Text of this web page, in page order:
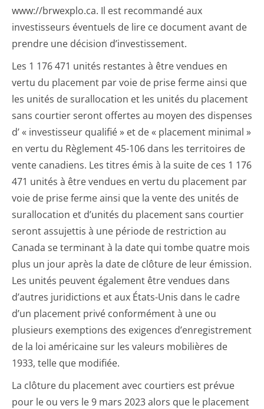
www://brwexplo.ca. Il est recommandé aux
investisseurs éventuels de lire ce document avant de
prendre une décision d’investissement.
Les 1 176 471 unités restantes à être vendues en
vertu du placement par voie de prise ferme ainsi que
les unités de surallocation et les unités du placement
sans courtier seront offertes au moyen des dispenses
d’ « investisseur qualifié » et de « placement minimal »
en vertu du Règlement 45-106 dans les territoires de
vente canadiens. Les titres émis à la suite de ces 1 176
471 unités à être vendues en vertu du placement par
voie de prise ferme ainsi que la vente des unités de
surallocation et d’unités du placement sans courtier
seront assujettis à une période de restriction au
Canada se terminant à la date qui tombe quatre mois
plus un jour après la date de clôture de leur émission.
Les unités peuvent également être vendues dans
d’autres juridictions et aux États-Unis dans le cadre
d’un placement privé conformément à une ou
plusieurs exemptions des exigences d’enregistrement
de la loi américaine sur les valeurs mobilières de
1933, telle que modifiée.
La clôture du placement avec courtiers est prévue
pour le ou vers le 9 mars 2023 alors que le placement